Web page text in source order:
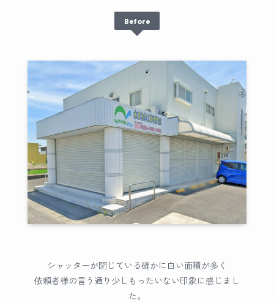
Before
シャッターが閉じている確かに白い面積が多く
依頼者様の言う通り少しもったいない印象に感じまし
た。